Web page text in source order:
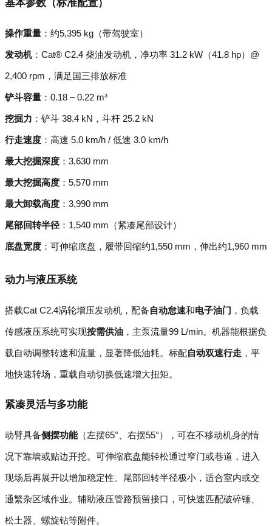
基本参数（标准配置）
操作重量 ：约5,395 kg（带驾驶室）
发动机：Cat® C2.4 柴油发动机，净功率 31.2 kW（41.8 hp）@
2,400 rpm，满足国三排放标准
铲斗容量 ：0.18 – 0.22 m³
挖掘力 ：铲斗 38.4 kN，斗杆 25.2 kN
行走速度 ：高速 5.0 km/h / 低速 3.0 km/h
最大挖掘深度 ：3,630 mm
最大挖掘高度 ：5,570 mm
最大卸载高度 ：3,990 mm
尾部回转半径 ：1,540 mm（紧凑尾部设计）
底盘宽度 ：可伸缩底盘，履带回缩约1,550 mm，伸出约1,960 mm
动力与液压系统
搭载Cat C2.4涡轮增压发动机，配备自动怠速和电子油门 ，负载
传感液压系统可实现按需供油 ，主泵流量99 L/min。机器能根据负
载自动调整转速和流量，显著降低油耗。标配自动双速行走 ，平
地快速转场，重载自动切换低速增大扭矩。
紧凑灵活与多功能
动臂具备侧摆功能（左摆65°、右摆55°），可在不移动机身的情
况下靠墙或贴边开挖。可伸缩底盘能轻松通过窄门或巷道，进入
现场后再展开以增加稳定性。尾部回转半径极小，适合室内或交
通繁杂区域作业。辅助液压管路预留接口，可快速匹配破碎锤、
松土器、螺旋钻等附件。